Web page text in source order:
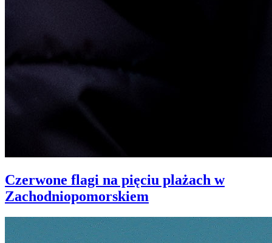
Czerwone flagi na pięciu plażach w
Zachodniopomorskiem